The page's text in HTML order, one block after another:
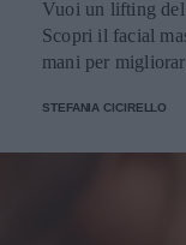
Vuoi un lifting
Scopri il facial
mani per
STEFANIA CICIRELLO